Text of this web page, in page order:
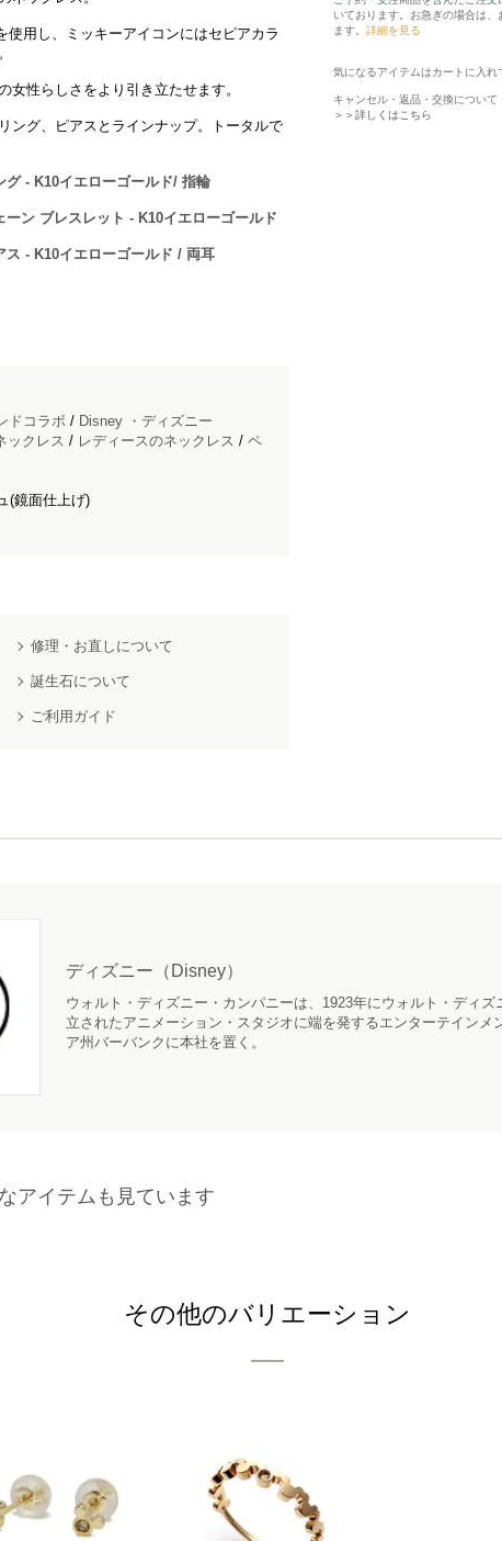
用し、ミッキーアイコンにはセピアカラ
女性らしさをより引き立たせます。
ング、ピアスとラインナップ。トータルで
グ - K10イエローゴールド/ 指輪
ン ブレスレット - K10イエローゴールド
ス - K10イエローゴールド / 両耳
ドコラボ / Disney ・ディズニー
ックレス / レディースのネックレス / ペ
(鏡面仕上げ)
修理・お直しについて
誕生石について
ご利用ガイド
いております。お急ぎの場合は、
ます。 詳細を見る
気になるアイテムはカートに入れ
キャンセル・返品・交換について
＞＞詳しくはこちら
ディズニー（Disney）
ウォルト・ディズニー・カンパニーは、1923年にウォルト・ディ
立されたアニメーション・スタジオに端を発するエンターテインメ
ア州バーバンクに本社を置く。
アイテムも見ています
その他のバリエーション